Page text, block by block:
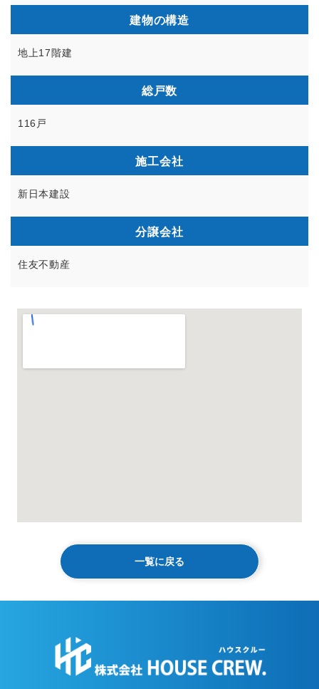
建物の構造
地上17階建
総戸数
116戸
施工会社
新日本建設
分譲会社
住友不動産
一覧に戻る